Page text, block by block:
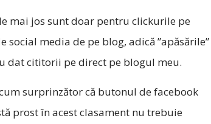
mai jos sunt doar pentru clickurile pe
social media de pe blog, adică ”apăsările”
dat cititorii pe direct pe blogul meu.
surprinzător că butonul de facebook
prost în acest clasament nu trebuie